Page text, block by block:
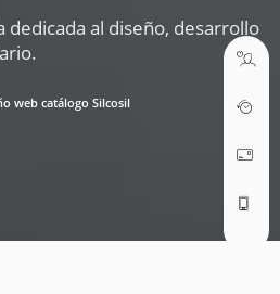
dedicada al diseño, desarrollo
web catálogo Silcosil